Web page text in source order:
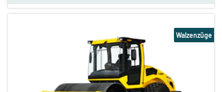
Walzenzüge